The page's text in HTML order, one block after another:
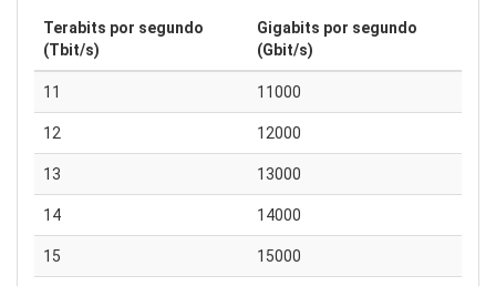
Terabits por segundo
(Tbit/s)
Gigabits por segundo
(Gbit/s)
11 11000
12 12000
13 13000
14 14000
15 15000